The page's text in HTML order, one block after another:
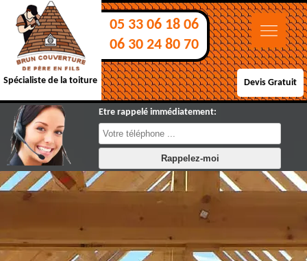
Spécialiste de la toiture
05 33 06 18 06
06 30 24 80 70
Devis Gratuit
Etre rappelé immédiatement: